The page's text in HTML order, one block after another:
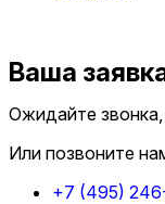
Ваша
Ожидайте
Или позвоните
+7 (495)